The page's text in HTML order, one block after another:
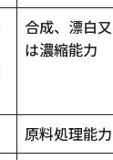
合成、漂白又
は濃縮能力
原料処理能力